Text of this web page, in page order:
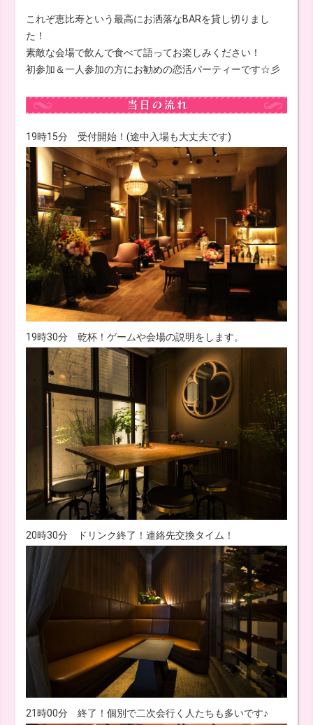
これぞ恵比寿という最高にお洒落なBARを貸し切りまし
た！
素敵な会場で飲んで食べて語ってお楽しみください！
初参加＆一人参加の方にお勧めの恋活パーティーです☆彡
19時15分 受付開始！(途中入場も大丈夫です)
19時30分 乾杯！ゲームや会場の説明をします。
20時30分 ドリンク終了！連絡先交換タイム！
21時00分 終了！個別で二次会行く人たちも多いです♪